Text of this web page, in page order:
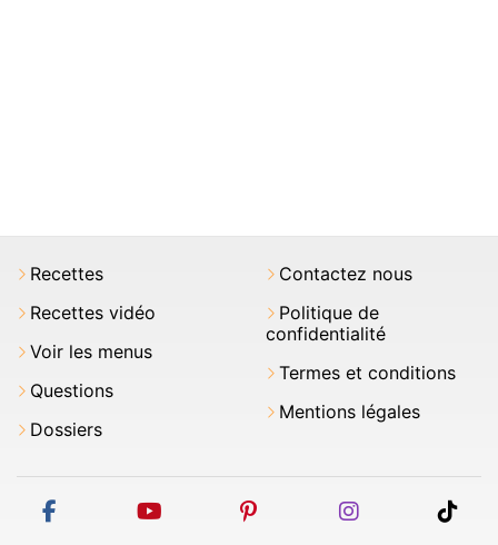
Recettes
Recettes vidéo
Voir les menus
Questions
Dossiers
Contactez nous
Politique de
confidentialité
Termes et conditions
Mentions légales
facebook youtube pinterest instagram